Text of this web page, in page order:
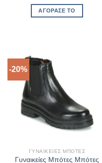
ΑΓΌΡΑΣΈ ΤΟ
-20%
ΓΥΝΑΙΚΕΊΕΣ ΜΠΌΤΕΣ
Γυναικείες Μπότες Μπότες